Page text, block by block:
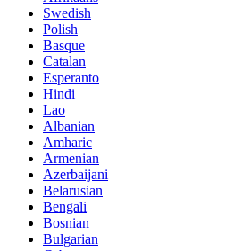
Swedish
Polish
Basque
Catalan
Esperanto
Hindi
Lao
Albanian
Amharic
Armenian
Azerbaijani
Belarusian
Bengali
Bosnian
Bulgarian